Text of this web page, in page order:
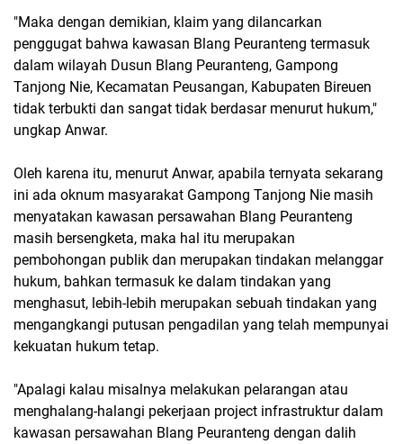
"Maka dengan demikian, klaim yang dilancarkan
penggugat bahwa kawasan Blang Peuranteng termasuk
dalam wilayah Dusun Blang Peuranteng, Gampong
Tanjong Nie, Kecamatan Peusangan, Kabupaten Bireuen
tidak terbukti dan sangat tidak berdasar menurut hukum,"
ungkap Anwar.
Oleh karena itu, menurut Anwar, apabila ternyata sekarang
ini ada oknum masyarakat Gampong Tanjong Nie masih
menyatakan kawasan persawahan Blang Peuranteng
masih bersengketa, maka hal itu merupakan
pembohongan publik dan merupakan tindakan melanggar
hukum, bahkan termasuk ke dalam tindakan yang
menghasut, lebih-lebih merupakan sebuah tindakan yang
mengangkangi putusan pengadilan yang telah mempunyai
kekuatan hukum tetap.
"Apalagi kalau misalnya melakukan pelarangan atau
menghalang-halangi pekerjaan project infrastruktur dalam
kawasan persawahan Blang Peuranteng dengan dalih